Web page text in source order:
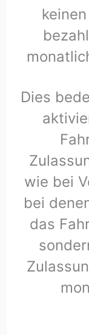
Dies
wie bei
bei
das